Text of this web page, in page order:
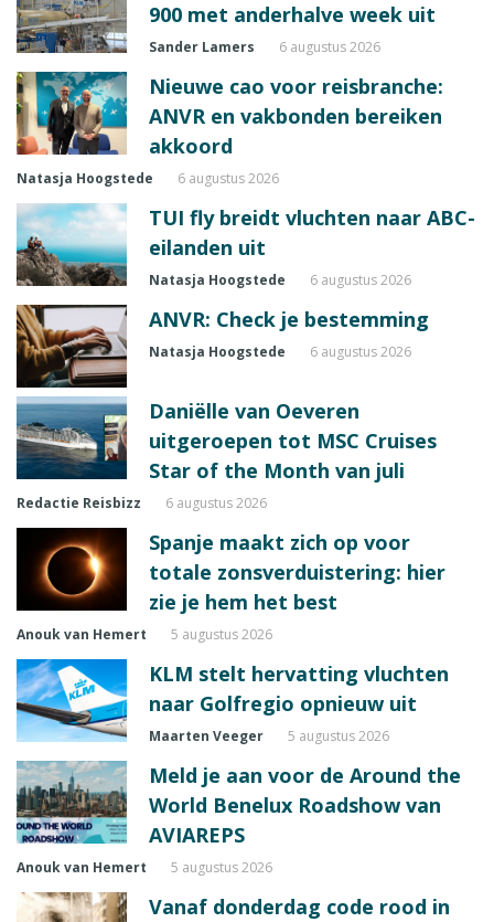
900 met anderhalve week uit
Sander Lamers 6 augustus 2026
Nieuwe cao voor reisbranche:
ANVR en vakbonden bereiken
akkoord
Natasja Hoogstede 6 augustus 2026
TUI fly breidt vluchten naar ABC-
eilanden uit
Natasja Hoogstede 6 augustus 2026
ANVR: Check je bestemming
Natasja Hoogstede 6 augustus 2026
Daniëlle van Oeveren
uitgeroepen tot MSC Cruises
Star of the Month van juli
Redactie Reisbizz 6 augustus 2026
Spanje maakt zich op voor
totale zonsverduistering: hier
zie je hem het best
Anouk van Hemert 5 augustus 2026
KLM stelt hervatting vluchten
naar Golfregio opnieuw uit
Maarten Veeger 5 augustus 2026
Meld je aan voor de Around the
World Benelux Roadshow van
AVIAREPS
Anouk van Hemert 5 augustus 2026
Vanaf donderdag code rood in